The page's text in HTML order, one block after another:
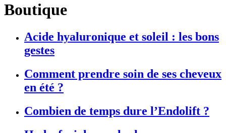
Boutique
Acide hyaluronique et soleil : les bons
gestes
Comment prendre soin de ses cheveux
en été ?
Combien de temps dure l’Endolift ?